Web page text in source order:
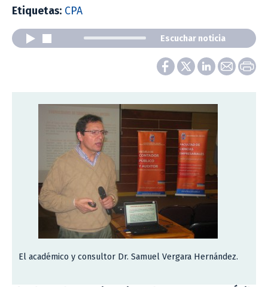
Etiquetas: CPA
Escuchar noticia
El académico y consultor Dr. Samuel Vergara Hernández.